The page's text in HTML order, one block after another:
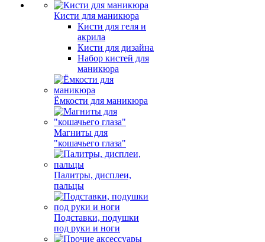
Кисти для маникюра
Кисти для геля и
акрила
Кисти для дизайна
Набор кистей для
маникюра
Ёмкости для маникюра
Магниты для
"кошачьего глаза"
Палитры, дисплеи,
пальцы
Подставки, подушки
под руки и ноги